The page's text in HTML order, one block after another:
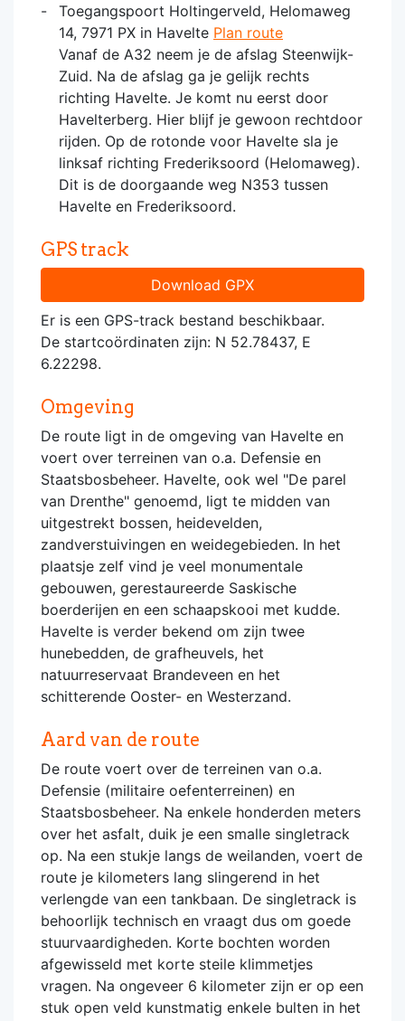
Toegangspoort Holtingerveld, Helomaweg
14, 7971 PX in Havelte Plan route
Vanaf de A32 neem je de afslag Steenwijk-
Zuid. Na de afslag ga je gelijk rechts
richting Havelte. Je komt nu eerst door
Havelterberg. Hier blijf je gewoon rechtdoor
rijden. Op de rotonde voor Havelte sla je
linksaf richting Frederiksoord (Helomaweg).
Dit is de doorgaande weg N353 tussen
Havelte en Frederiksoord.
GPS track
Download GPX
Er is een GPS-track bestand beschikbaar.
De startcoördinaten zijn: N 52.78437, E
6.22298.
Omgeving
De route ligt in de omgeving van Havelte en
voert over terreinen van o.a. Defensie en
Staatsbosbeheer. Havelte, ook wel "De parel
van Drenthe" genoemd, ligt te midden van
uitgestrekt bossen, heidevelden,
zandverstuivingen en weidegebieden. In het
plaatsje zelf vind je veel monumentale
gebouwen, gerestaureerde Saskische
boerderijen en een schaapskooi met kudde.
Havelte is verder bekend om zijn twee
hunebedden, de grafheuvels, het
natuurreservaat Brandeveen en het
schitterende Ooster- en Westerzand.
Aard van de route
De route voert over de terreinen van o.a.
Defensie (militaire oefenterreinen) en
Staatsbosbeheer. Na enkele honderden meters
over het asfalt, duik je een smalle singletrack
op. Na een stukje langs de weilanden, voert de
route je kilometers lang slingerend in het
verlengde van een tankbaan. De singletrack is
behoorlijk technisch en vraagt dus om goede
stuurvaardigheden. Korte bochten worden
afgewisseld met korte steile klimmetjes
vragen. Na ongeveer 6 kilometer zijn er op een
stuk open veld kunstmatig enkele bulten in het